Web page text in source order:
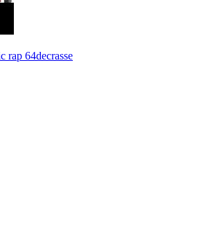
rap 64decrasse